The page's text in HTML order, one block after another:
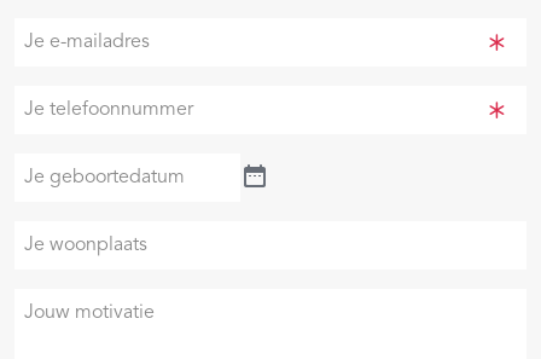
Je
(Vereist)
Je
Je
geboortedatum
Je
woonplaats
Je